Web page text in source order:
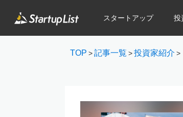
スタートアップ 投
TOP >記事一覧 >投資家紹介 >